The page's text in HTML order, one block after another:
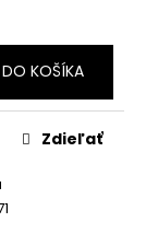
DO KOŠÍKA
Zdieľať